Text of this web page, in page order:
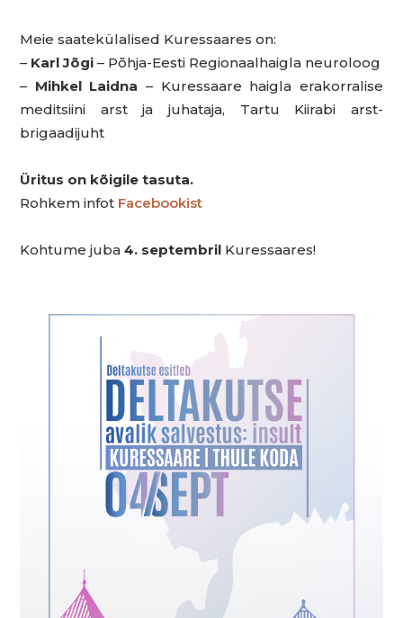
Meie saatekülalised Kuressaares on:
– Karl Jõgi – Põhja-Eesti Regionaalhaigla neuroloog
– Mihkel Laidna – Kuressaare haigla erakorralise
meditsiini arst ja juhataja, Tartu Kiirabi arst-
brigaadijuht
Üritus on kõigile tasuta.
Rohkem infot Facebookist
Kohtume juba4. septembril Kuressaares!